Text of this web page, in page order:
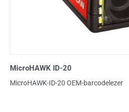
MicroHAWK ID-20
MicroHAWK-ID-20 OEM-barcodelezer